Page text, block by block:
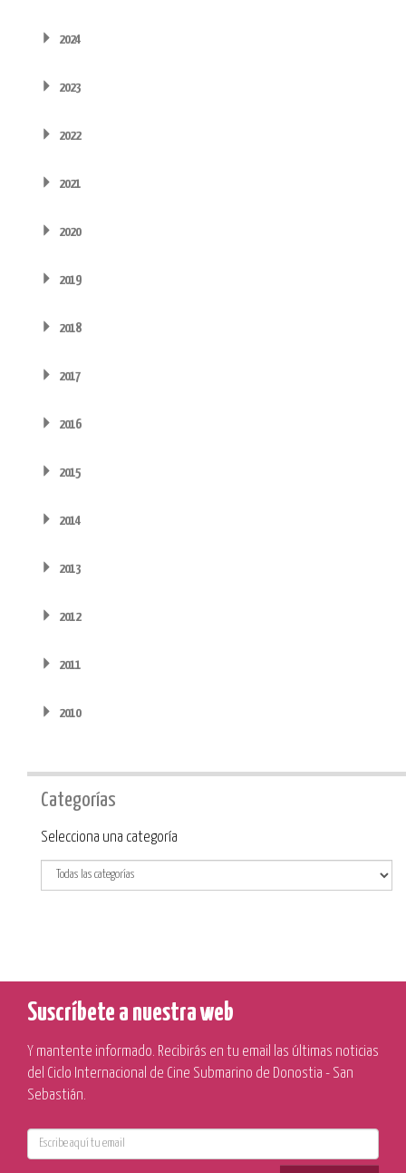
2024
2023
2022
2021
2020
2019
2018
2017
2016
2015
2014
2013
2012
2011
2010
Categorías
Categoría
Selecciona una categoría
Suscríbete a nuestra web
Y mantente informado. Recibirás en tu email las últimas noticias
del Ciclo Internacional de Cine Submarino de Donostia - San
Sebastián.